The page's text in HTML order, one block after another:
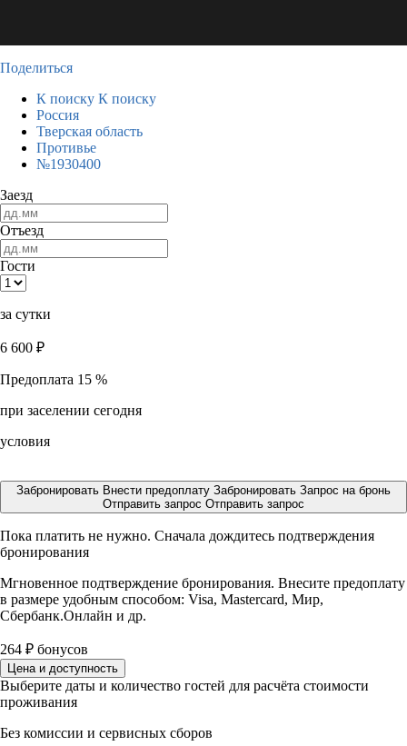
Поделиться
К поиску К поиску
Россия
Тверская область
Противье
№1930400
Заезд
Отъезд
Гости
за сутки
6 600 ₽
Предоплата 15 %
при заселении сегодня
условия
Забронировать Внести предоплату Забронировать Запрос на бронь
Отправить запрос Отправить запрос
Пока платить не нужно. Сначала дождитесь подтверждения
бронирования
Мгновенное подтверждение бронирования. Внесите предоплату
в размере удобным способом: Visa, Mastercard, Мир,
Сбербанк.Онлайн и др.
264 ₽ бонусов
Цена и доступность
Выберите даты и количество гостей для расчёта стоимости
проживания
Без комиссии и сервисных сборов